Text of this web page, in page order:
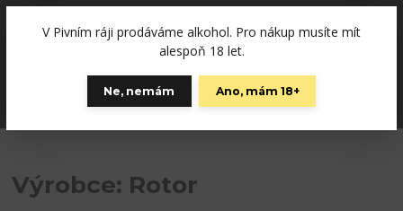
V Pivním ráji prodáváme alkohol. Pro nákup musíte mít
alespoň 18 let.
Ne, nemám Ano, mám 18+
Výrobce: Rotor